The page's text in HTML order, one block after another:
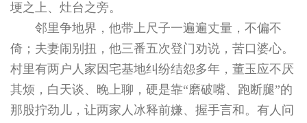
埂之上、灶台之旁。
邻里争地界，他带上尺子一遍遍丈量，不偏不
倚；夫妻闹别扭，他三番五次登门劝说，苦口婆心。
村里有两户人家因宅基地纠纷结怨多年，董玉应不厌
其烦，白天谈、晚上聊，硬是靠“磨破嘴、跑断腿”的
那股拧劲儿，让两家人冰释前嫌、握手言和。有人问